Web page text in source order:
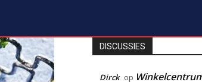
DISCUSSIES
Dirck op